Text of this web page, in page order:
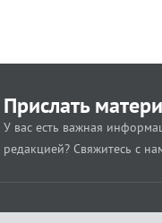
Прислать
У вас есть важная
редакцией? Свяжитесь с